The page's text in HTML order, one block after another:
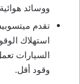
ووسائد
تقدم
استهلاك
السيارات
وقود أقل.